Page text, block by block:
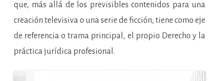
que, más allá de los previsibles contenidos para una
creación televisiva o una serie de ficción, tiene como eje
de referencia o trama principal, el propio Derecho y la
práctica jurídica profesional.